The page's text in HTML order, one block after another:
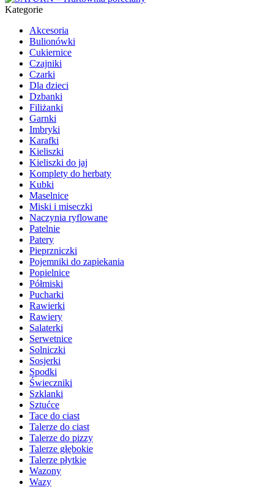
Kategorie
Akcesoria
Bulionówki
Cukiernice
Czajniki
Czarki
Dla dzieci
Dzbanki
Filiżanki
Garnki
Imbryki
Karafki
Kieliszki
Kieliszki do jaj
Komplety do herbaty
Kubki
Maselnice
Miski i miseczki
Naczynia ryflowane
Patelnie
Patery
Pieprzniczki
Pojemniki do zapiekania
Popielnice
Półmiski
Pucharki
Rawierki
Rawiery
Salaterki
Serwetnice
Solniczki
Sosjerki
Spodki
Świeczniki
Szklanki
Sztućce
Tace do ciast
Talerze do ciast
Talerze do pizzy
Talerze głębokie
Talerze płytkie
Wazony
Wazy